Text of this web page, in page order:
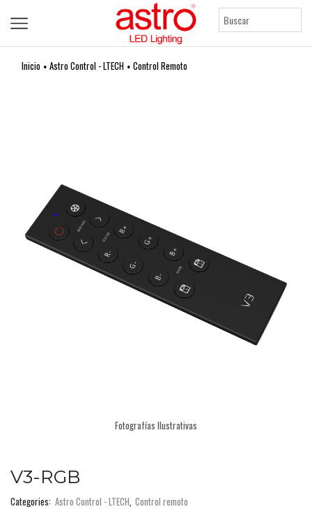
Inicio • Astro Control - LTECH • Control Remoto
Fotografías Ilustrativas
V3-RGB
Categories: Astro Control - LTECH Control remoto